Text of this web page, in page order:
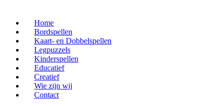
Home
Bordspellen
Kaart- en Dobbelspellen
Legpuzzels
Kinderspellen
Educatief
Creatief
Wie zijn wij
Contact